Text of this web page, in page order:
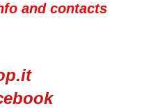
and contacts